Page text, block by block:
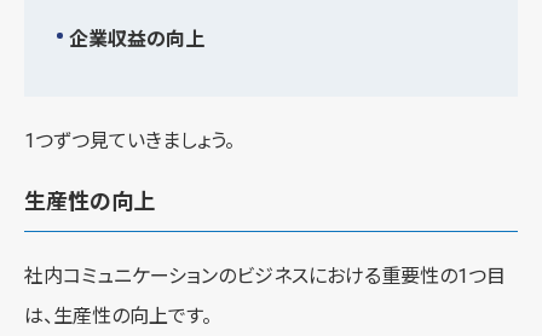
企業収益の向上
1つずつ見ていきましょう。
生産性の向上
社内コミュニケーションのビジネスにおける重要性の1つ目
は、生産性の向上です。